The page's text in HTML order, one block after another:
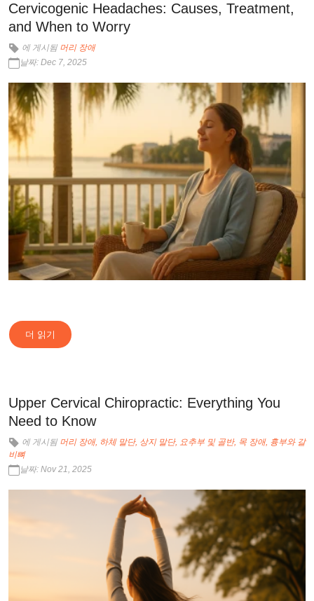
Cervicogenic Headaches: Causes, Treatment,
and When to Worry
에 게시됨 머리 장애
날짜: Dec 7, 2025
더 읽기
Upper Cervical Chiropractic: Everything You
Need to Know
에 게시됨 머리 장애 하체 말단 상지 말단 요추부 및 골반 목 장애 흉부와 갈
비뼈
날짜: Nov 21, 2025